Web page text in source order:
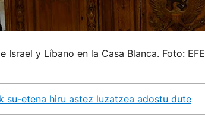
y Líbano en la Casa Blanca. Foto: EFE
su-etena hiru astez luzatzea adostu dute